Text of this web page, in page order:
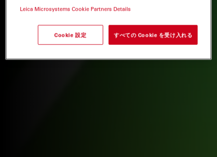
Leica Microsystems Cookie Partners Details
Cookie 設定 すべての Cookie を受け入れる